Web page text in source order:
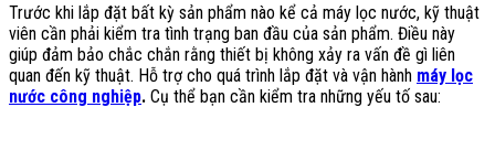
Trước khi lắp đặt bất kỳ sản phẩm nào kể cả máy lọc nước, kỹ thuật
viên cần phải kiểm tra tình trạng ban đầu của sản phẩm. Điều này
giúp đảm bảo chắc chắn rằng thiết bị không xảy ra vấn đề gì liên
quan đến kỹ thuật. Hỗ trợ cho quá trình lắp đặt và vận hành máy lọc
nước công nghiệp. Cụ thể bạn cần kiểm tra những yếu tố sau: